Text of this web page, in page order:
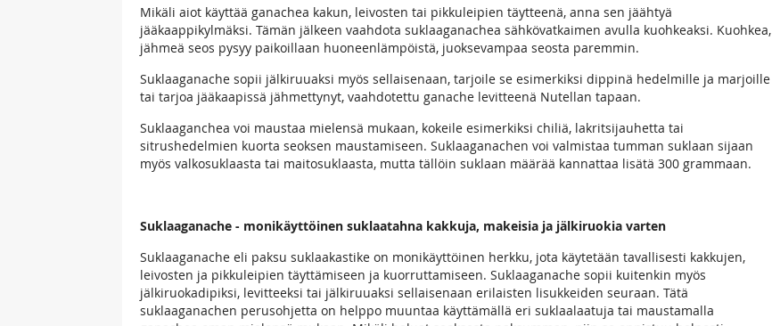
Mikäli aiot käyttää ganachea kakun, leivosten tai pikkuleipien täytteenä, anna sen jäähtyä
jääkaappikylmäksi. Tämän jälkeen vaahdota suklaaganachea sähkövatkaimen avulla kuohkeaksi. Kuohkea,
jähmeä seos pysyy paikoillaan huoneenlämpöistä, juoksevampaa seosta paremmin.
Suklaaganache sopii jälkiruuaksi myös sellaisenaan, tarjoile se esimerkiksi dippinä hedelmille ja marjoille
tai tarjoa jääkaapissä jähmettynyt, vaahdotettu ganache levitteenä Nutellan tapaan.
Suklaaganchea voi maustaa mielensä mukaan, kokeile esimerkiksi chiliä, lakritsijauhetta tai
sitrushedelmien kuorta seoksen maustamiseen. Suklaaganachen voi valmistaa tumman suklaan sijaan
myös valkosuklaasta tai maitosuklaasta, mutta tällöin suklaan määrää kannattaa lisätä 300 grammaan.
Suklaaganache - monikäyttöinen suklaatahna kakkuja, makeisia ja jälkiruokia varten
Suklaaganache eli paksu suklaakastike on monikäyttöinen herkku, jota käytetään tavallisesti kakkujen,
leivosten ja pikkuleipien täyttämiseen ja kuorruttamiseen. Suklaaganache sopii kuitenkin myös
jälkiruokadipiksi, levitteeksi tai jälkiruuaksi sellaisenaan erilaisten lisukkeiden seuraan. Tätä
suklaaganachen perusohjetta on helppo muuntaa käyttämällä eri suklaalaatuja tai maustamalla